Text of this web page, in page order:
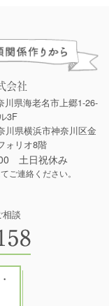
会社
川県海老名市上郷1-26-
3F
川県横浜市神奈川区金
ォリオ8階
土日祝休み
ご連絡ください。
談